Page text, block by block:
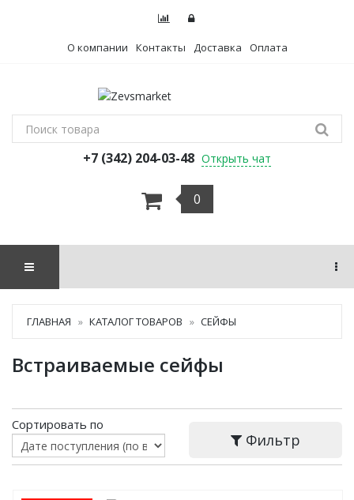
О компании Контакты Доставка Оплата
+7 (342) 204-03-48 Открыть чат
0
ГЛАВНАЯ КАТАЛОГ ТОВАРОВ СЕЙФЫ
Встраиваемые сейфы
Сортировать по
Фильтр